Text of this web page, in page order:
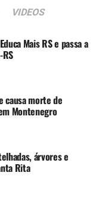
de
68, também
e
que
VIDEOS
Mais RS e passa a
causa morte de
Montenegro
árvores e
Rita